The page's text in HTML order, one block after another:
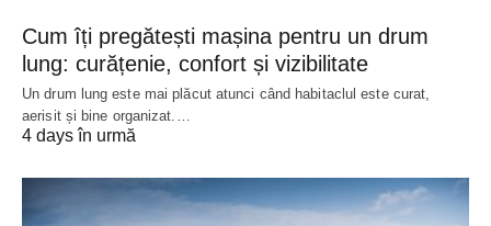
Cum îți pregătești mașina pentru un drum
lung: curățenie, confort și vizibilitate
Un drum lung este mai plăcut atunci când habitaclul este curat,
aerisit și bine organizat.…
4 days în urmă